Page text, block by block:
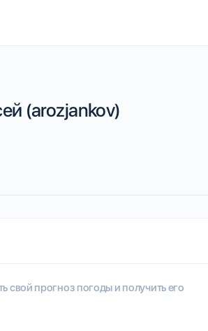
(arozjankov)
свой прогноз погоды и получить его